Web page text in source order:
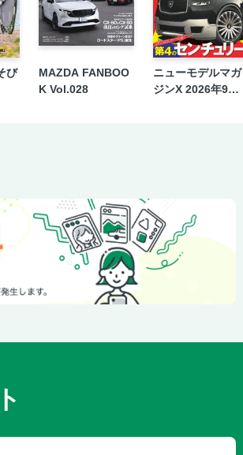
フォレスター】
で気になった点
】
】
ック
加速】
カレードに試乗
び
MAZDA FANBOO
K Vol.028
ニューモデルマガ
ジンX 2026年9月